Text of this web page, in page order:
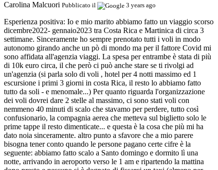
Carolina Malcuori Pubblicato il 3 years ago
Esperienza positiva: Io e mio marito abbiamo fatto un viaggio scorso
dicembre2022- gennaio2023 tra Costa Rica e Martinica di circa 3
settimane. Sinceramente ho sempre prenotato tutti i voli in modo
autonomo girando anche un pò di mondo ma per il fattore Covid mi
sono affidata all'agenzia viaggi. La spesa per entrambe è stata di più
di 10k euro circa, il che però ci può anche stare se ti rivolgi ad
un'agenzia (si parla solo di voli , hotel per 4 notti massimo ed 1
escursione i primi 3 giorni in costa Rica, il resto lo abbiamo fatto
tutto da soli - e menomale...) Per quanto riguarda l'organizzazione
dei voli dovrei dare 2 stelle al massimo, ci sono stati voli con
nemmeno 40 minuti di scalo che stavamo per perdere, tutto così
confusionario, la compagnia aerea che metteva sul biglietto solo le
prime tappe il resto dimenticate... e questa è la cosa che più mi ha
dato noia sinceramente. altro punto a sfavore che a mio parere
bisogna tener conto quando le persone pagano certe cifre è la
seguente: abbiamo fatto scalo a Santo domingo e dormito lì una
notte, arrivando in aeroporto verso le 1 am e ripartendo la mattina